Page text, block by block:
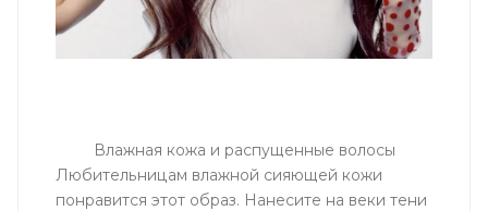
Влажная кожа и распущенные волосы
Любительницам влажной сияющей кожи
понравится этот образ. Нанесите на веки тени